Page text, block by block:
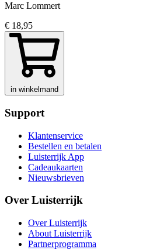
Marc Lommert
€ 18,95
in winkelmand
Support
Klantenservice
Bestellen en betalen
Luisterrijk App
Cadeaukaarten
Nieuwsbrieven
Over Luisterrijk
Over Luisterrijk
About Luisterrijk
Partnerprogramma